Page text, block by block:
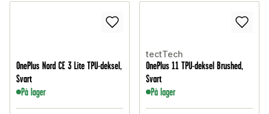
OnePlus Nord CE 3 Lite TPU-deksel,
Svart
På lager
tectTech
OnePlus 11 TPU-deksel Brushed,
Svart
På lager